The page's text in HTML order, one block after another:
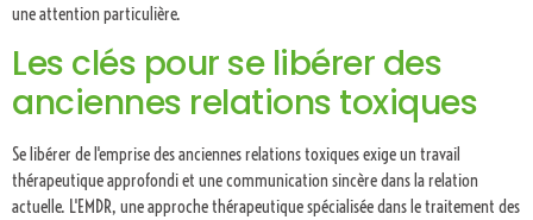
une attention particulière.
Les clés pour se libérer des
anciennes relations toxiques
Se libérer de l'emprise des anciennes relations toxiques exige un travail
thérapeutique approfondi et une communication sincère dans la relation
actuelle. L'EMDR, une approche thérapeutique spécialisée dans le traitement des